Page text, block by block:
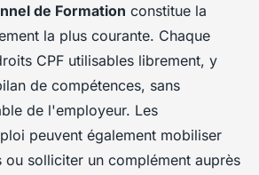
de Formation constitue la
la plus courante. Chaque
CPF utilisables librement, y
de compétences, sans
de l'employeur. Les
peuvent également mobiliser
ou solliciter un complément auprès